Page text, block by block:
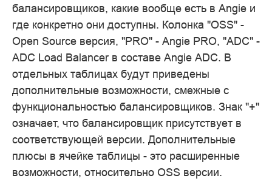
балансировщиков, какие вообще есть в Angie и
где конкретно они доступны. Колонка "OSS" -
Open Source версия, "PRO" - Angie PRO, "ADC" -
ADC Load Balancer в составе Angie ADC. В
отдельных таблицах будут приведены
дополнительные возможности, смежные с
функциональностью балансировщиков. Знак "+"
означает, что балансировщик присутствует в
соответствующей версии. Дополнительные
плюсы в ячейке таблицы - это расширенные
возможности, относительно OSS версии.